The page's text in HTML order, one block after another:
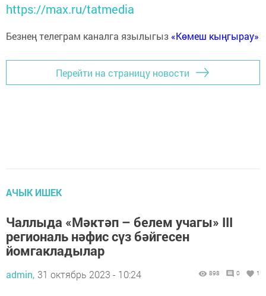
https://max.ru/tatmedia
Безнең телеграм каналга язылыгыз «Көмеш кыңгырау»
Перейти на страницу новости
АЧЫК ИШЕК
Чаллыда «Мәктәп – белем учагы» III
региональ нәфис сүз бәйгесен
йомгакладылар
admin, 31 октябрь 2023 - 10:24 898 0 1